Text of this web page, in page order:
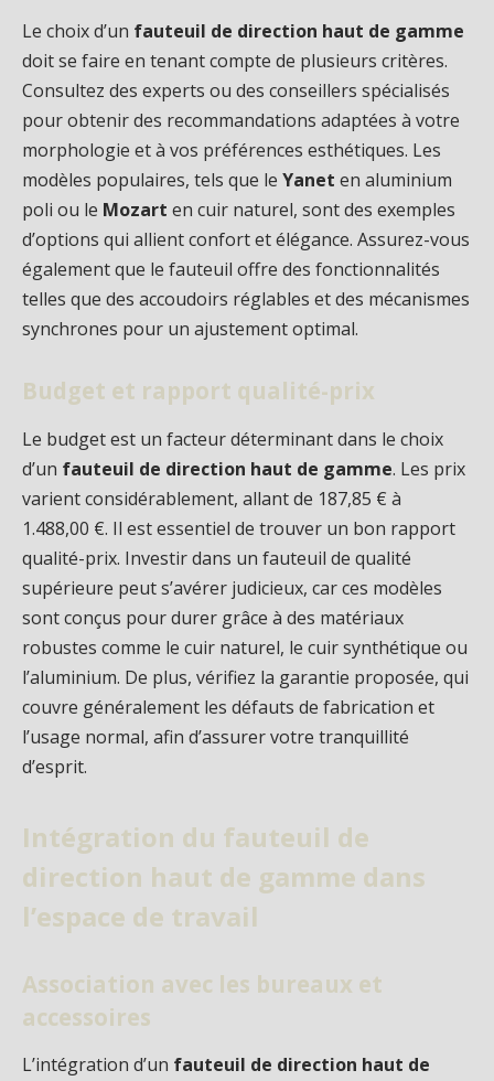
Le choix d’un fauteuil de direction haut de gamme
doit se faire en tenant compte de plusieurs critères.
Consultez des experts ou des conseillers spécialisés
pour obtenir des recommandations adaptées à votre
morphologie et à vos préférences esthétiques. Les
modèles populaires, tels que le Yanet en aluminium
poli ou le Mozart en cuir naturel, sont des exemples
d’options qui allient confort et élégance. Assurez-vous
également que le fauteuil offre des fonctionnalités
telles que des accoudoirs réglables et des mécanismes
synchrones pour un ajustement optimal.
Budget et rapport qualité-prix
Le budget est un facteur déterminant dans le choix
d’un fauteuil de direction haut de gamme. Les prix
varient considérablement, allant de 187,85 € à
1.488,00 €. Il est essentiel de trouver un bon rapport
qualité-prix. Investir dans un fauteuil de qualité
supérieure peut s’avérer judicieux, car ces modèles
sont conçus pour durer grâce à des matériaux
robustes comme le cuir naturel, le cuir synthétique ou
l’aluminium. De plus, vérifiez la garantie proposée, qui
couvre généralement les défauts de fabrication et
l’usage normal, afin d’assurer votre tranquillité
d’esprit.
Intégration du fauteuil de
direction haut de gamme dans
l’espace de travail
Association avec les bureaux et
accessoires
L’intégration d’un fauteuil de direction haut de